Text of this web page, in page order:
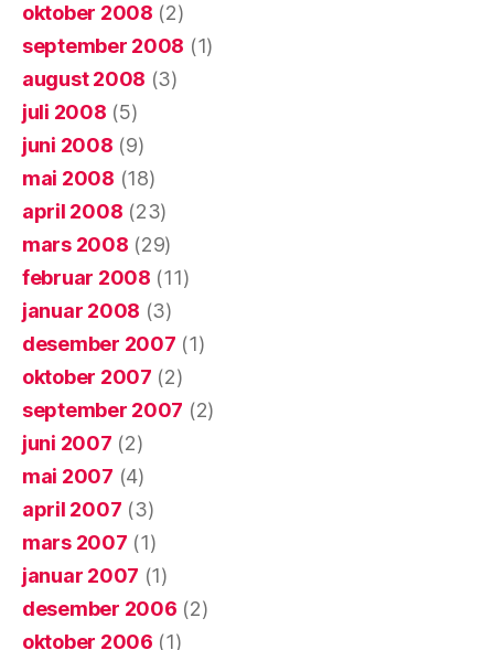
oktober 2008 (2)
september 2008 (1)
august 2008 (3)
juli 2008 (5)
juni 2008 (9)
mai 2008 (18)
april 2008 (23)
mars 2008 (29)
februar 2008 (11)
januar 2008 (3)
desember 2007 (1)
oktober 2007 (2)
september 2007 (2)
juni 2007 (2)
mai 2007 (4)
april 2007 (3)
mars 2007 (1)
januar 2007 (1)
desember 2006 (2)
oktober 2006 (1)